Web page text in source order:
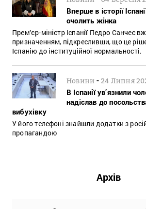
Вперше в історії
очолить жінка
Премʼєр-міністр Іспанії Педро Санчес
призначенням, підкресливши, що це
Іспанію до інституційної нормальності.
Новини -24 Липня
В Іспанії ув’язнили
надіслав до
вибухівку
У його телефоні знайшли додатки з
пропагандою
Архів